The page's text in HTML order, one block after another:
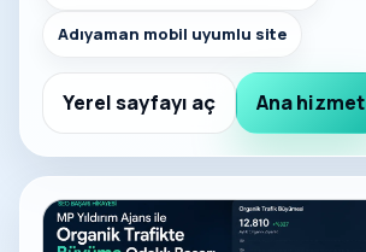
Adıyaman mobil uyumlu site
Yerel sayfayı aç Ana hizmet